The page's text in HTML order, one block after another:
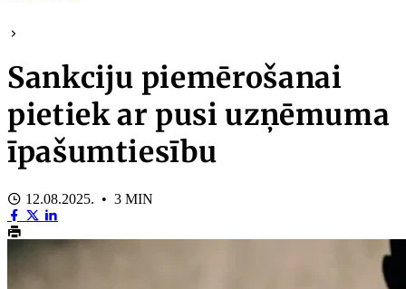
Sankciju piemērošanai
pietiek ar pusi uzņēmuma
īpašumtiesību
12.08.2025. • 3 MIN